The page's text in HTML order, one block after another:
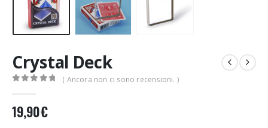
Crystal Deck
( Ancora non ci sono recensioni. )
19,90€